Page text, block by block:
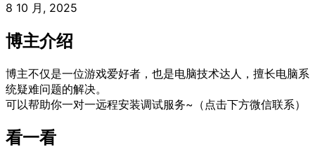
8 10 月, 2025
博主介绍
博主不仅是一位游戏爱好者，也是电脑技术达人，擅长电脑系
统疑难问题的解决。
可以帮助你一对一远程安装调试服务~（点击下方微信联系）
看一看